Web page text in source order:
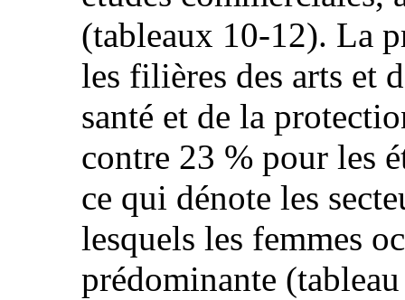
(tableaux 10-12). La
les filières des arts et
santé et de la
contre 23 % pour les
ce qui dénote les
lesquels les femmes
prédominante